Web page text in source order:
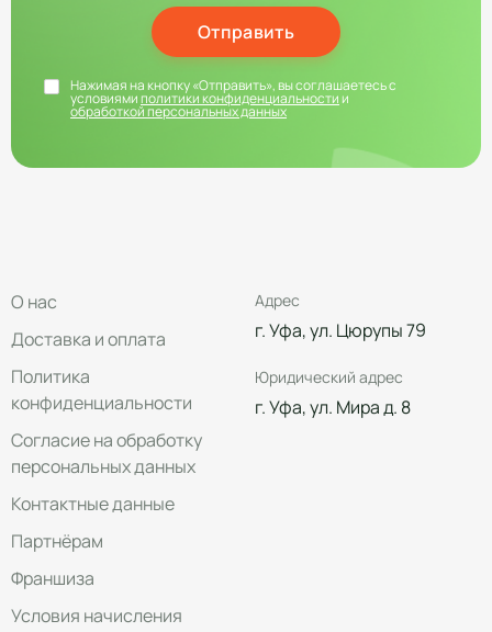
Отправить
Нажимая на кнопку «Отправить», вы соглашаетесь с
условиямиполитики конфиденциальностии
обработкой персональных данных
О нас
Доставка и оплата
Политика
конфиденциальности
Согласие на обработку
персональных данных
Контактные данные
Партнёрам
Франшиза
Условия начисления
Адрес
г. Уфа, ул. Цюрупы 79
Юридический адрес
г. Уфа, ул. Мира д. 8